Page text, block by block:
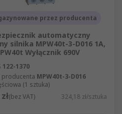
przez producenta
automatyczny
silnika MPW40t-3-D016 1A,
Wyłącznik 690V
122-1370
producenta MPW40t-3-D016
(1 sztuka)
(bez VAT) 324,18 zł/sztuka